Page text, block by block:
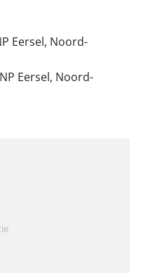
Eersel, Noord-
Eersel, Noord-